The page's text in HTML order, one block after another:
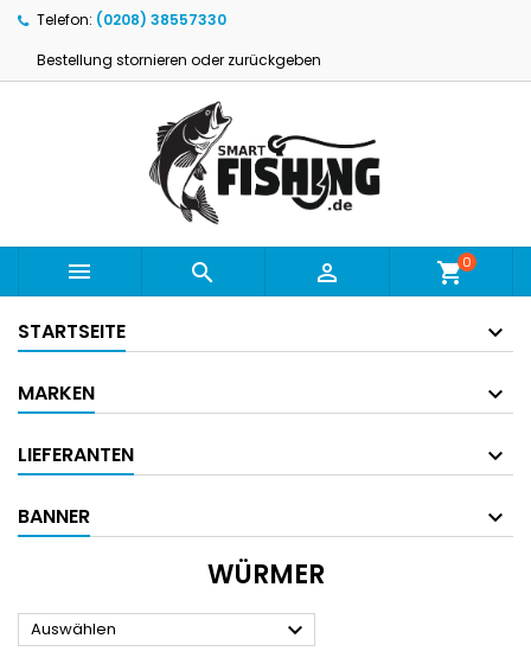
Telefon: (0208) 38557330
Bestellung stornieren oder zurückgeben
   shopping_cart0
STARTSEITE
MARKEN
LIEFERANTEN
BANNER
WÜRMER
Auswählen 